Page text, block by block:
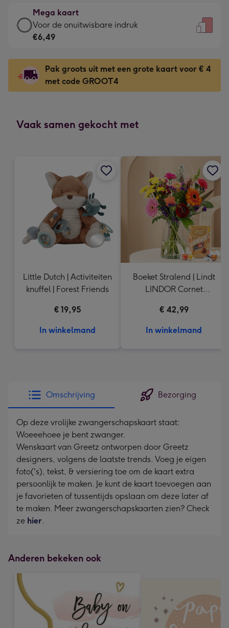
kleine
gelukwens
-
120
x
160
mm
€4,79
-
Meest
gekozen
Dimensions:
167
x
Mega kaart
Mega
kaart
€6,49
-
Voor
indruk
333
Voor de onuitwisbare indruk
€6,49
Pak groots uit met een grote kaart voor € 4
met code GROOT4
Vaak samen gekocht met
Little Dutch | Activiteiten
knuffel | Forest Friends
€ 19,95
In winkelmand
Boeket Stralend | Lindt
LINDOR Cornet
€ 42,99
In winkelmand
Omschrijving Bezorging
Op deze vrolijke zwangerschapskaart staat:
Woeeehoee je bent zwanger.
Wenskaart van Greetz ontworpen door Greetz
designers, volgens de laatste trends. Voeg je eigen
foto('s), tekst, & versiering toe om de kaart extra
persoonlijk te maken. Je kunt de kaart toevoegen aan
je favorieten of tussentijds opslaan om deze later af
te maken. Meer zwangerschapskaarten zien? Check
ze hier.
Anderen bekeken ook